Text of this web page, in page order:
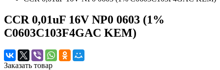
CCR 0,01uF 16V NP0 0603 (1%
C0603C103F4GAC KEM)
Заказать товар